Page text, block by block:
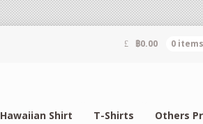
฿0.00 0 items
Hawaiian Shirt T-Shirts Others